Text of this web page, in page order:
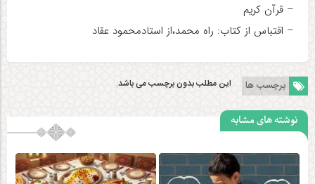
– قرآن کریم
– اقتباس از کتاب: راه محمد،از استادمحمود عقاد
برچسب ها این مطلب بدون برچسب می باشد.
نوشته های مشابه